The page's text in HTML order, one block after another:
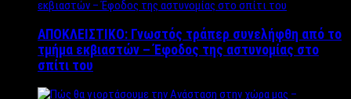
ΑΠΟΚΛΕΙΣΤΙΚΟ: Γνωστός τράπερ συνελήφθη από το
τμήμα εκβιαστών – Έφοδος της αστυνομίας στο
σπίτι του